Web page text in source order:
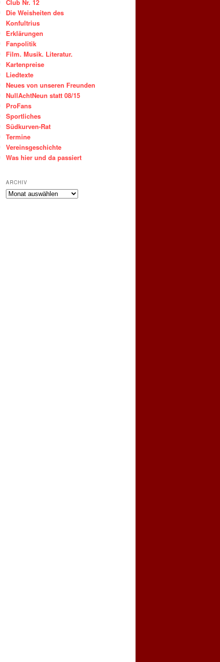
Club Nr. 12
Die Weisheiten des
Konfultrius
Erklärungen
Fanpolitik
Film. Musik. Literatur.
Kartenpreise
Liedtexte
Neues von unseren Freunden
NullAchtNeun statt 08/15
ProFans
Sportliches
Südkurven-Rat
Termine
Vereinsgeschichte
Was hier und da passiert
ARCHIV
ARCHIV